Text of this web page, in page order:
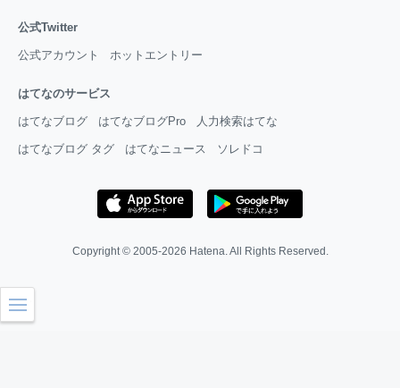
公式Twitter
公式アカウント ホットエントリー
はてなのサービス
はてなブログ はてなブログPro 人力検索はてな
はてなブログ タグ はてなニュース ソレドコ
Copyright © 2005-2026 Hatena. All Rights Reserved.